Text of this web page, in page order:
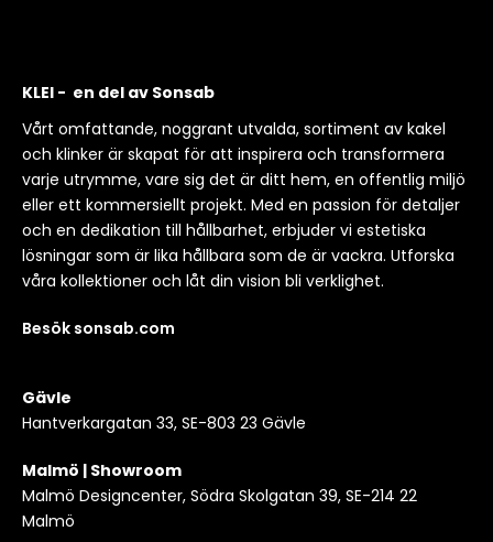
KLEI - en del av Sonsab
Vårt omfattande, noggrant utvalda, sortiment av kakel
och klinker är skapat för att inspirera och transformera
varje utrymme, vare sig det är ditt hem, en offentlig miljö
eller ett kommersiellt projekt. Med en passion för detaljer
och en dedikation till hållbarhet, erbjuder vi estetiska
lösningar som är lika hållbara som de är vackra. Utforska
våra kollektioner och låt din vision bli verklighet.
Besök sonsab.com
Gävle
Hantverkargatan 33, SE-803 23 Gävle
Malmö | Showroom
Malmö Designcenter, Södra Skolgatan 39, SE-214 22
Malmö